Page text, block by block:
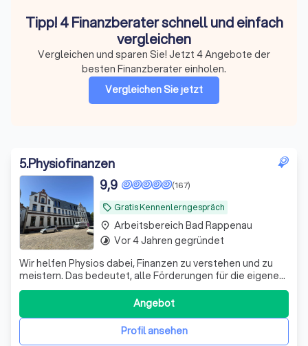
Tipp! 4 Finanzberater schnell und einfach
vergleichen
Vergleichen und sparen Sie! Jetzt 4 Angebote der
besten Finanzberater einholen.
Vergleichen Sie jetzt
5.Physiofinanzen
local_offer Gratis Kennenlerngespräch
(167)
9,9
Wir helfen Physios dabei, Finanzen zu verstehen und zu
meistern. Das bedeutet, alle Förderungen für die eigene
Vorsorge und Absicherung richtig zu nutzen.
Profil ansehen
Angebot
place Arbeitsbereich Bad Rappenau
timelapse Vor 4 Jahren gegründet